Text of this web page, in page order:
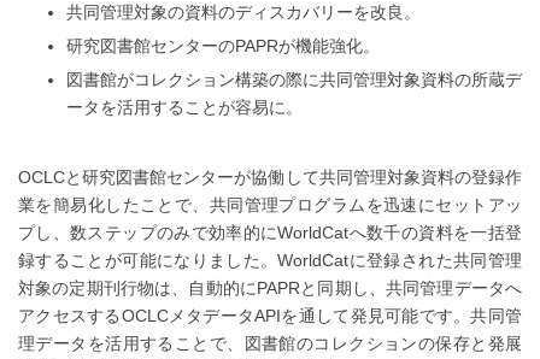
共同管理対象の資料のディスカバリーを改良。
研究図書館センターのPAPRが機能強化。
図書館がコレクション構築の際に共同管理対象資料の所蔵デ
ータを活用することが容易に。
OCLCと研究図書館センターが協働して共同管理対象資料の登録作
業を簡易化したことで、共同管理プログラムを迅速にセットアッ
プし、数ステップのみで効率的にWorldCatへ数千の資料を一括登
録することが可能になりました。WorldCatに登録された共同管理
対象の定期刊行物は、自動的にPAPRと同期し、共同管理データへ
アクセスするOCLCメタデータAPIを通して発見可能です。共同管
理データを活用することで、図書館のコレクションの保存と発展